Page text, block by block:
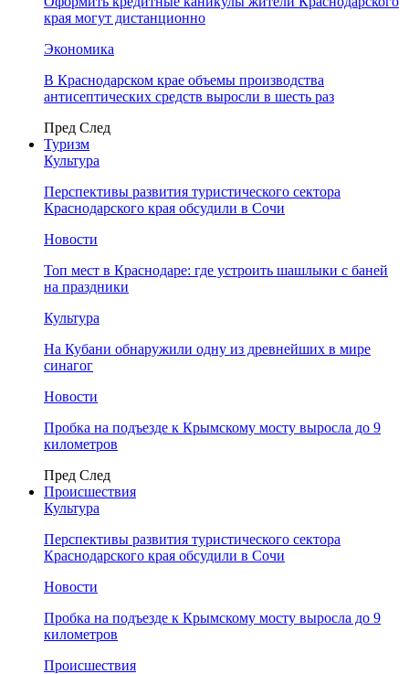
края могут дистанционно
Экономика
В Краснодарском крае объемы производства
антисептических средств выросли в шесть раз
Пред След
Туризм
Культура
Перспективы развития туристического сектора
Краснодарского края обсудили в Сочи
Новости
Топ мест в Краснодаре: где устроить шашлыки с баней
на праздники
Культура
На Кубани обнаружили одну из древнейших в мире
синагог
Новости
Пробка на подъезде к Крымскому мосту выросла до 9
километров
Пред След
Происшествия
Культура
Перспективы развития туристического сектора
Краснодарского края обсудили в Сочи
Новости
Пробка на подъезде к Крымскому мосту выросла до 9
километров
Происшествия